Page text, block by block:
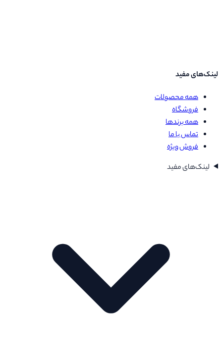
لینک‌های مفید
همه محصولات
فروشگاه
همه برندها
تماس با ما
فروش ویژه
لینک‌های مفید